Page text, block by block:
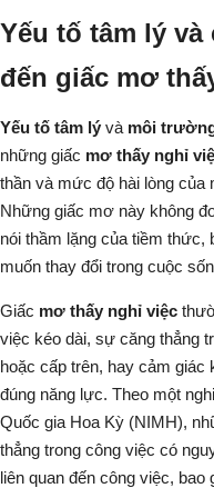
Yếu tố tâm lý
đến giấc mơ
Yếu tố tâm lý và môi
những giấc mơ thấy nghỉ
thần và mức độ hài lòng của
Những giấc mơ này không
nói thầm lặng của tiềm thức,
muốn thay đổi trong cuộc
Giấc mơ thấy nghỉ việc
việc kéo dài, sự căng thẳng
hoặc cấp trên, hay cảm giác
đúng năng lực. Theo một
Quốc gia Hoa Kỳ (NIMH),
thẳng trong công việc có
liên quan đến công việc,